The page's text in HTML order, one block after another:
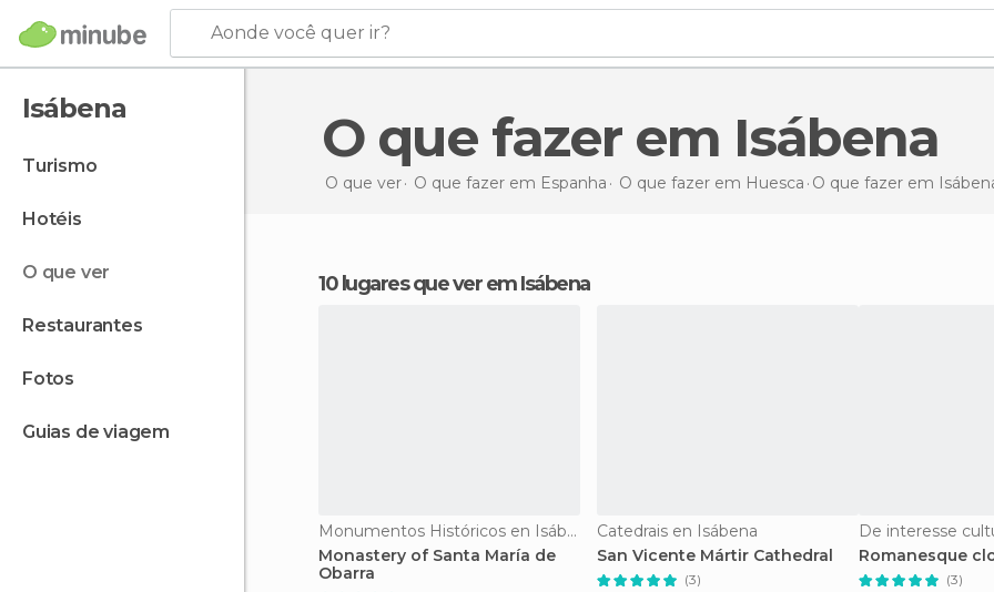
Aonde você quer ir?
Isábena
turismo
hotéis
o que ver
restaurantes
fotos
guias de viagem
O que fazer em Isábena
O que ver O que fazer em Espanha O que fazer em Huesca O que fazer em
10 lugares que ver em Isábena
Monumentos Históricos en Isábena
Monastery of Santa María de
Obarra
Catedrais en Isábena
San Vicente Mártir Cathedral
(3)
De interesse
Romanesque
(3)